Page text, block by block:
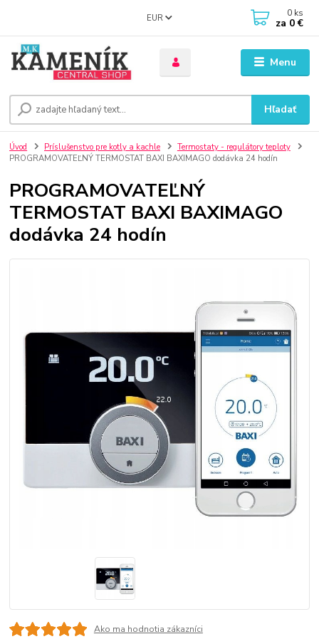
Menu
EUR
Hľadať
0 ks
za 0 €
Úvod Príslušenstvo pre kotly a kachle
Termostaty - regulátory teploty
PROGRAMOVATEĽNÝ TERMOSTAT BAXI BAXIMAGO dodávka 24 hodín
PROGRAMOVATEĽNÝ
TERMOSTAT BAXI BAXIMAGO
dodávka 24 hodín
Ako ma hodnotia zákazníci